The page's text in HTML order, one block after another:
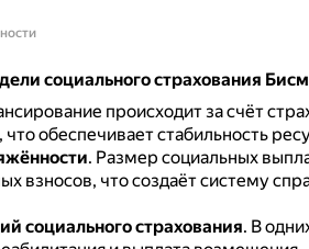
социального страхования
происходит за счёт
обеспечивает стабильность
. Размер социальных
взносов, что создаёт систему
социального страхования. В